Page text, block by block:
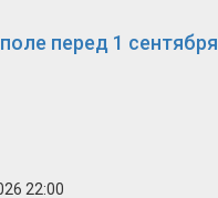
перед 1 сентября
22:00